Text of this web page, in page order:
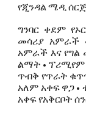
የጂንዳል ሜዲ
ግንባር ቀደም
መሳሪያ አምራች
አምራች እና የግል
ልማት • ፕሪሚየም
ጥብቅ የጥራት
አለም አቀፍ ዋጋ •
አቀፍ የአቅርቦት